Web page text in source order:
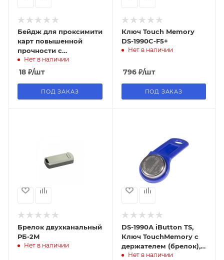
Бейдж для проксимити
карт повышенной
прочности с
отверстием для
ремешка, прозрачный,
Нет в наличии
18 ₽/шт
ПОД ЗАКАЗ
Ключ Touch Memory
DS-1990C-F5+
Нет в наличии
796₽/шт
ПОД ЗАКАЗ
Брелок двухканальный
РБ-2М
Нет в наличии
DS-1990А iButton TS,
Ключ TouchMemory с
держателем (брелок),
синий
Нет в наличии